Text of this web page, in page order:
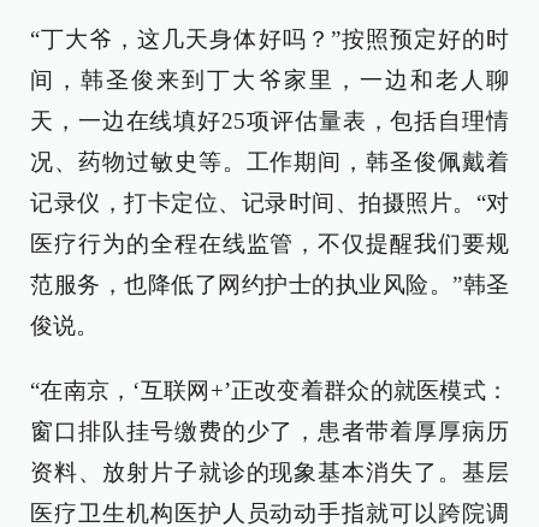
“丁大爷，这几天身体好吗？”按照预定好的时
间，韩圣俊来到丁大爷家里，一边和老人聊
天，一边在线填好25项评估量表，包括自理情
况、药物过敏史等。工作期间，韩圣俊佩戴着
记录仪，打卡定位、记录时间、拍摄照片。“对
医疗行为的全程在线监管，不仅提醒我们要规
范服务，也降低了网约护士的执业风险。”韩圣
俊说。
“在南京，‘互联网+’正改变着群众的就医模式：
窗口排队挂号缴费的少了，患者带着厚厚病历
资料、放射片子就诊的现象基本消失了。基层
医疗卫生机构医护人员动动手指就可以跨院调